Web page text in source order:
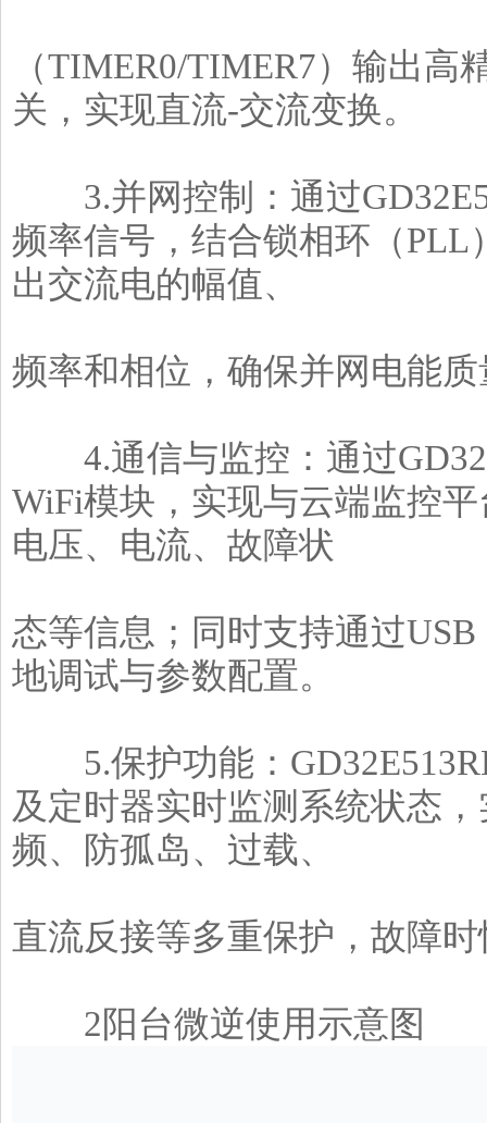
（TIMER0/TIMER7）输出
关，实现直流-交流变换。
3.并网控制：通过
频率信号，结合锁相环（
出交流电的幅值、
频率和相位，确保并网电能
4.通信与监控：通过
WiFi模块，实现与云端监控
电压、电流、故障状
态等信息；同时支持通过
地调试与参数配置。
5.保护功能：
及定时器实时监测系统状态
频、防孤岛、过载、
直流反接等多重保护，故障
2阳台微逆使用示意图